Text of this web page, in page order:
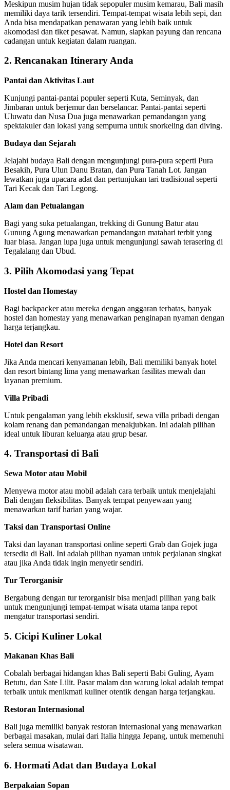
Meskipun musim hujan tidak sepopuler musim kemarau, Bali masih
memiliki daya tarik tersendiri. Tempat-tempat wisata lebih sepi, dan
Anda bisa mendapatkan penawaran yang lebih baik untuk
akomodasi dan tiket pesawat. Namun, siapkan payung dan rencana
cadangan untuk kegiatan dalam ruangan.
2. Rencanakan Itinerary Anda
Pantai dan Aktivitas Laut
Kunjungi pantai-pantai populer seperti Kuta, Seminyak, dan
Jimbaran untuk berjemur dan berselancar. Pantai-pantai seperti
Uluwatu dan Nusa Dua juga menawarkan pemandangan yang
spektakuler dan lokasi yang sempurna untuk snorkeling dan diving.
Budaya dan Sejarah
Jelajahi budaya Bali dengan mengunjungi pura-pura seperti Pura
Besakih, Pura Ulun Danu Bratan, dan Pura Tanah Lot. Jangan
lewatkan juga upacara adat dan pertunjukan tari tradisional seperti
Tari Kecak dan Tari Legong.
Alam dan Petualangan
Bagi yang suka petualangan, trekking di Gunung Batur atau
Gunung Agung menawarkan pemandangan matahari terbit yang
luar biasa. Jangan lupa juga untuk mengunjungi sawah terasering di
Tegalalang dan Ubud.
3. Pilih Akomodasi yang Tepat
Hostel dan Homestay
Bagi backpacker atau mereka dengan anggaran terbatas, banyak
hostel dan homestay yang menawarkan penginapan nyaman dengan
harga terjangkau.
Hotel dan Resort
Jika Anda mencari kenyamanan lebih, Bali memiliki banyak hotel
dan resort bintang lima yang menawarkan fasilitas mewah dan
layanan premium.
Villa Pribadi
Untuk pengalaman yang lebih eksklusif, sewa villa pribadi dengan
kolam renang dan pemandangan menakjubkan. Ini adalah pilihan
ideal untuk liburan keluarga atau grup besar.
4. Transportasi di Bali
Sewa Motor atau Mobil
Menyewa motor atau mobil adalah cara terbaik untuk menjelajahi
Bali dengan fleksibilitas. Banyak tempat penyewaan yang
menawarkan tarif harian yang wajar.
Taksi dan Transportasi Online
Taksi dan layanan transportasi online seperti Grab dan Gojek juga
tersedia di Bali. Ini adalah pilihan nyaman untuk perjalanan singkat
atau jika Anda tidak ingin menyetir sendiri.
Tur Terorganisir
Bergabung dengan tur terorganisir bisa menjadi pilihan yang baik
untuk mengunjungi tempat-tempat wisata utama tanpa repot
mengatur transportasi sendiri.
5. Cicipi Kuliner Lokal
Makanan Khas Bali
Cobalah berbagai hidangan khas Bali seperti Babi Guling, Ayam
Betutu, dan Sate Lilit. Pasar malam dan warung lokal adalah tempat
terbaik untuk menikmati kuliner otentik dengan harga terjangkau.
Restoran Internasional
Bali juga memiliki banyak restoran internasional yang menawarkan
berbagai masakan, mulai dari Italia hingga Jepang, untuk memenuhi
selera semua wisatawan.
6. Hormati Adat dan Budaya Lokal
Berpakaian Sopan